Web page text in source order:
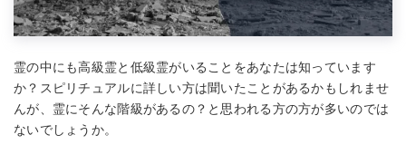
霊の中にも高級霊と低級霊がいることをあなたは知っています
か？スピリチュアルに詳しい方は聞いたことがあるかもしれませ
んが、霊にそんな階級があるの？と思われる方の方が多いのでは
ないでしょうか。